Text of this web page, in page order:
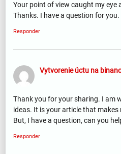
Your point of view caught my eye
Thanks. I have a question for you.
Responder
Vytvorenie úctu na
Thank you for your sharing. I am
ideas. It is your article that
But, I have a question, can you
Responder